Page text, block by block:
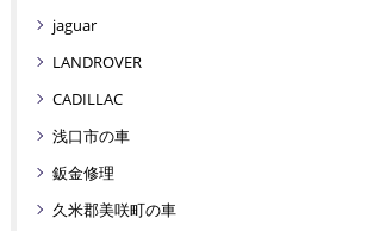
jaguar
LANDROVER
CADILLAC
浅口市の車
鈑金修理
久米郡美咲町の車